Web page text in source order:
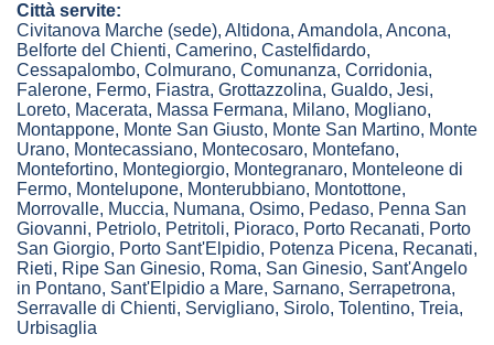
Città servite:
Civitanova Marche (sede), Altidona, Amandola, Ancona,
Belforte del Chienti, Camerino, Castelfidardo,
Cessapalombo, Colmurano, Comunanza, Corridonia,
Falerone, Fermo, Fiastra, Grottazzolina, Gualdo, Jesi,
Loreto, Macerata, Massa Fermana, Milano, Mogliano,
Montappone, Monte San Giusto, Monte San Martino, Monte
Urano, Montecassiano, Montecosaro, Montefano,
Montefortino, Montegiorgio, Montegranaro, Monteleone di
Fermo, Montelupone, Monterubbiano, Montottone,
Morrovalle, Muccia, Numana, Osimo, Pedaso, Penna San
Giovanni, Petriolo, Petritoli, Pioraco, Porto Recanati, Porto
San Giorgio, Porto Sant'Elpidio, Potenza Picena, Recanati,
Rieti, Ripe San Ginesio, Roma, San Ginesio, Sant'Angelo
in Pontano, Sant'Elpidio a Mare, Sarnano, Serrapetrona,
Serravalle di Chienti, Servigliano, Sirolo, Tolentino, Treia,
Urbisaglia